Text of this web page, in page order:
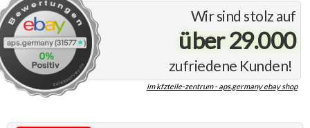
Wir sind stolz auf
über 29.000
zufriedene Kunden!
im kfzteile-zentrum - aps.germany ebay shop